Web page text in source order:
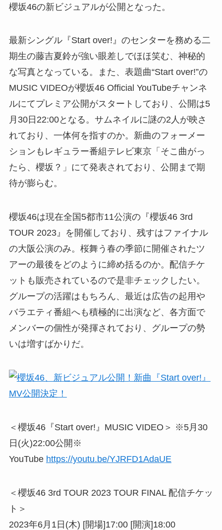
櫻坂46の新ビジュアルが公開となった。
最新シングル『Start over!』のセンターを務める二
期生の藤吉夏鈴が強い眼差しでほほ笑む、神秘的
な写真となっている。また、表題曲“Start over!”の
MUSIC VIDEOが櫻坂46 Official YouTubeチャンネ
ルにてプレミア公開がスタートしており、公開は5
月30日22:00となる。サムネイルに謎の2人が映さ
れており、一体何を指すのか。新曲のフォーメー
ションもレギュラー番組テレビ東京「そこ曲がっ
たら、櫻坂？」にて発表されており、公開まで期
待が膨らむ。
櫻坂46は現在全国5都市11公演の『櫻坂46 3rd
TOUR 2023』を開催しており、残すはファイナル
の大阪公演のみ。桜舞う春の季節に開催されたツ
アーの最後をどのように締め括るのか。配信チケ
ットも販売されているので是非チェックしたい。
グループの活躍はもちろん、最近は広告の起用や
バラエティ番組へも積極的に出演など、各方面で
メンバーの個性が発揮されており、グループの勢
いは増すばかりだ。
＜櫻坂46『Start over!』MUSIC VIDEO＞ ※5月30
日(火)22:00公開※
YouTube https://youtu.be/YJRFD1AdaUE
＜櫻坂46 3rd TOUR 2023 TOUR FINAL 配信チケッ
ト＞
2023年6月1日(木) [開場]17:00 [開演]18:00